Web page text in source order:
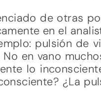
de otras
en el
pulsión de
en vano
lo
¿La